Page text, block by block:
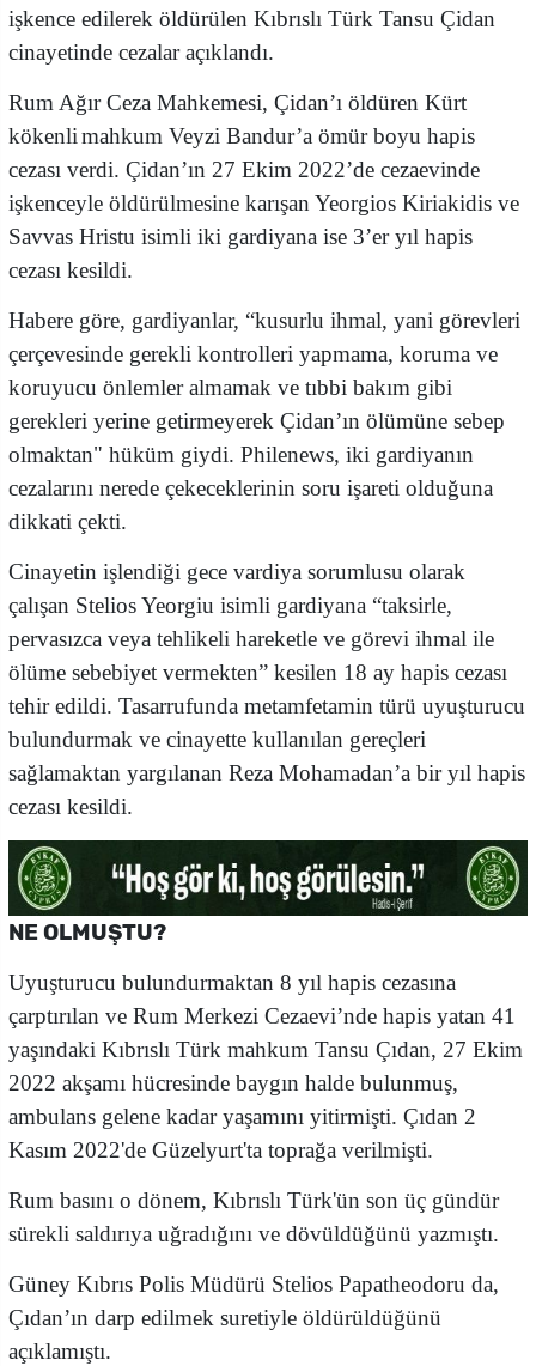
işkence edilerek öldürülen Kıbrıslı Türk Tansu Çidan
cinayetinde cezalar açıklandı.
Rum Ağır Ceza Mahkemesi, Çidan’ı öldüren Kürt
kökenlimahkum Veyzi Bandur’a ömür boyu hapis
cezası verdi. Çidan’ın 27 Ekim 2022’de cezaevinde
işkenceyle öldürülmesine karışan Yeorgios Kiriakidis ve
Savvas Hristu isimli iki gardiyana ise 3’er yıl hapis
cezası kesildi.
Habere göre, gardiyanlar, “kusurlu ihmal, yani görevleri
çerçevesinde gerekli kontrolleri yapmama, koruma ve
koruyucu önlemler almamak ve tıbbi bakım gibi
gerekleri yerine getirmeyerek Çidan’ın ölümüne sebep
olmaktan" hüküm giydi. Philenews, iki gardiyanın
cezalarını nerede çekeceklerinin soru işareti olduğuna
dikkati çekti.
Cinayetin işlendiği gece vardiya sorumlusu olarak
çalışan Stelios Yeorgiu isimli gardiyana “taksirle,
pervasızca veya tehlikeli hareketle ve görevi ihmal ile
ölüme sebebiyet vermekten” kesilen 18 ay hapis cezası
tehir edildi. Tasarrufunda metamfetamin türü uyuşturucu
bulundurmak ve cinayette kullanılan gereçleri
sağlamaktan yargılanan Reza Mohamadan’a bir yıl hapis
cezası kesildi.
NE OLMUŞTU?
Uyuşturucu bulundurmaktan 8 yıl hapis cezasına
çarptırılan ve Rum Merkezi Cezaevi’nde hapis yatan 41
yaşındaki Kıbrıslı Türk mahkum Tansu Çıdan, 27 Ekim
2022 akşamı hücresinde baygın halde bulunmuş,
ambulans gelene kadar yaşamını yitirmişti. Çıdan 2
Kasım 2022'de Güzelyurt'ta toprağa verilmişti.
Rum basını o dönem, Kıbrıslı Türk'ün son üç gündür
sürekli saldırıya uğradığını ve dövüldüğünü yazmıştı.
Güney Kıbrıs Polis Müdürü Stelios Papatheodoru da,
Çıdan’ın darp edilmek suretiyle öldürüldüğünü
açıklamıştı.